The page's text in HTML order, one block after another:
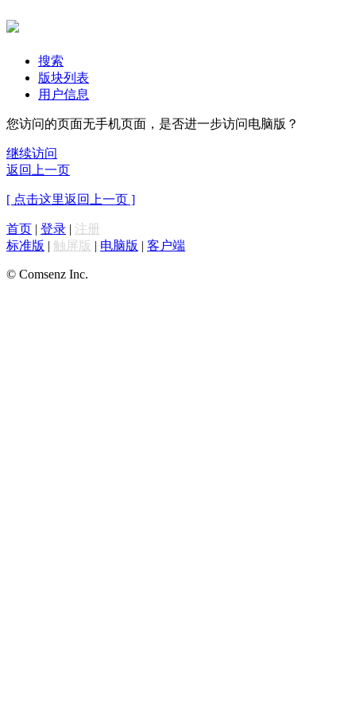
搜索
版块列表
用户信息
您访问的页面无手机页面，是否进一步访问电脑版？
继续访问
返回上一页
[ 点击这里返回上一页 ]
首页 | 登录 | 注册
标准版 | 触屏版 | 电脑版 | 客户端
© Comsenz Inc.